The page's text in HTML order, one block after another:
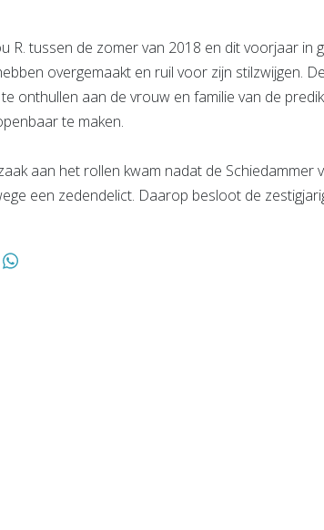
R. tussen de zomer van 2018 en dit voorjaar in
overgemaakt en ruil voor zijn stilzwijgen.
onthullen aan de vrouw en familie van de
te maken.
aan het rollen kwam nadat de Schiedammer
een zedendelict. Daarop besloot de